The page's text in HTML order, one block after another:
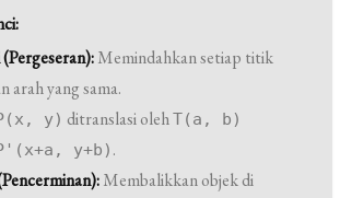
Memindahkan setiap titik
arah yang sama.
y) ditranslasi olehT(a, b)
y+b) .
Membalikkan objek di